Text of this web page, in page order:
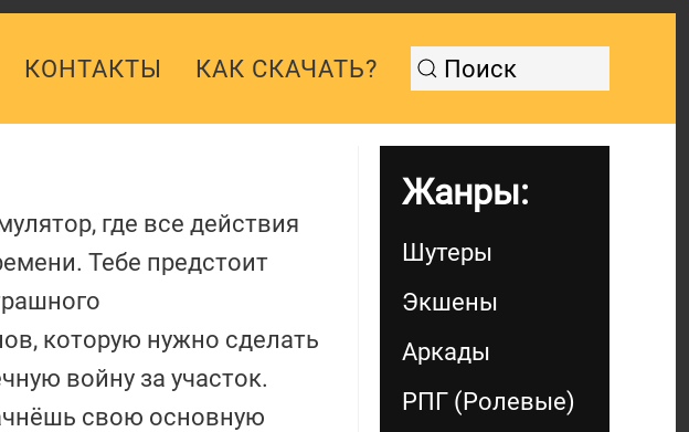
КОНТАКТЫ КАК СКАЧАТЬ?
где все действия
Тебе предстоит
которую нужно сделать
войну за участок.
свою основную
Жанры:
Шутеры
Экшены
Аркады
РПГ (Ролевые)